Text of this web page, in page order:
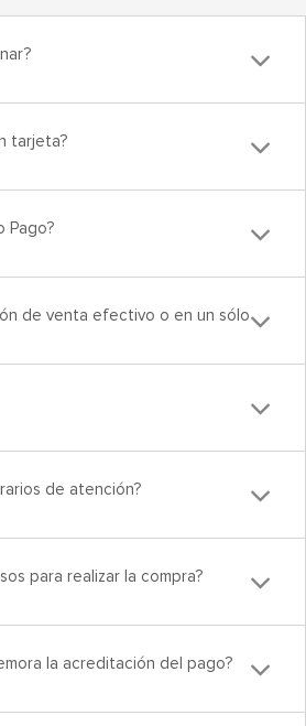
tarjeta?
Pago?
de venta efectivo o en un sólo
de atención?
para realizar la compra?
la acreditación del pago?